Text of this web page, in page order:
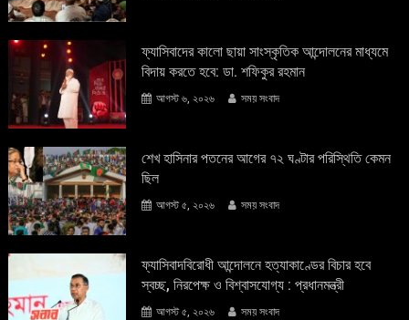
ফ্যাসিবাদের কালো ছায়া সাংস্কৃতিক আন্দােলনের মাধ্যমে
বিদায় করতে হবে: ডা. শফিকুর রহমান
আগস্ট ৬, ২০২৬ সময় সংবাদ
শেখ হাসিনার পতনের আগের ৭২ ঘণ্টার পরিস্থিতি কেমন
ছিল
আগস্ট ৫, ২০২৬ সময় সংবাদ
ফ্যাসিবাদবিরোধী আন্দোলনে হত্যাকাণ্ডের বিচার হবে
স্বচ্ছ, নিরপেক্ষ ও বিশ্বাসযোগ্য : প্রধানমন্ত্রী
আগস্ট ৫, ২০২৬ সময় সংবাদ